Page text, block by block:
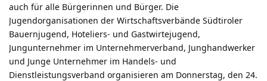
auch für alle Bürgerinnen und Bürger. Die
Jugendorganisationen der Wirtschaftsverbände Südtiroler
Bauernjugend, Hoteliers- und Gastwirtejugend,
Jungunternehmer im Unternehmerverband, Junghandwerker
und Junge Unternehmer im Handels- und
Dienstleistungsverband organisieren am Donnerstag, den 24.